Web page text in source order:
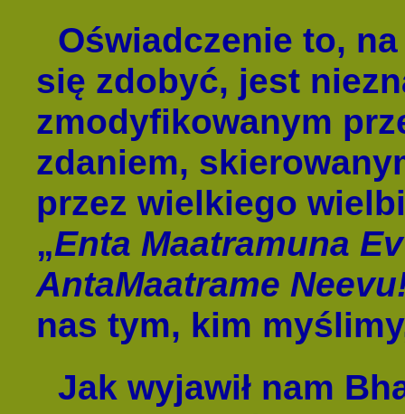
Oświadczenie to,
się zdobyć, jest
zmodyfikowanym
zdaniem,
przez wielkiego
„Enta Maatramuna
AntaMaatrame
nas tym, kim
Jak wyjawił nam